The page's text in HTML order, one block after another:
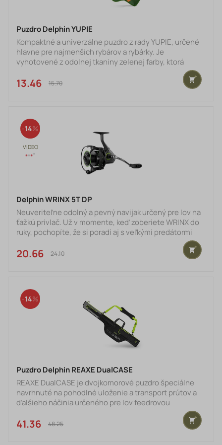
Puzdro Delphin YUPIE
Kompaktné a univerzálne puzdro z rady YUPIE, určené
hlavne pre najmenších rybárov a rybárky. Je
vyhotovené z odolnej tkaniny zelenej farby, ktorá
poškodením. Výrazný oranžový popruh slúži pre
jednoduchý transport na pleci a pomocou mohutných a
motíve YUPIE, ktorá Vaše deti určite zaujme a
poteší.Technické parametre:Rozmery:75x
13.46 €15.70 €
14
Delphin WRINX 5T DP
Neuveriteľne odolný a pevný navijak určený pre lov na
ťažkú prívlač. Už v momente, keď zoberiete WRINX do
ruky, pochopíte, že si poradí aj s veľkými predátormi
našich vôd. Základ navijaka tvorí odolný kovový rám a
karobónové telo, ktoré sú doplnené mohutným
preklápačom a kovovou rolničkou, vďaka ktorým ho
7+1 nerezových guľôčkových ložísk postará o jeho
hladký
20.66 €24.10 €
14
Puzdro Delphin REAXE DualCASE
REAXE DualCASE je dvojkomorové puzdro špeciálne
navrhnuté na pohodlné uloženie a transport prútov a
ďalšieho náčinia určeného pre lov feedrovou
priestorom, čo v praxi znamená, že v puzdre budete
mať vždy dostatok miesta na rôzne modely feedrových
41.36 €48.25 €